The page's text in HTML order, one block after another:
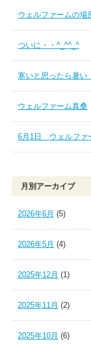
ウェルファームの場
ついに・・^_^^_^
寒いと思ったら暑い
ウェルファーム真桑
6月1日 ウェルファ
月別アーカイブ
2026年6月 (5)
2026年5月 (4)
2025年12月 (1)
2025年11月 (2)
2025年10月 (6)